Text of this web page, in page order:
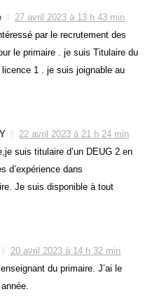
27 avril 2023 à 13 h 43 min
par le recrutement des
le primaire . je suis Titulaire du
1 . je suis joignable au
22 avril 2023 à 21 h 24 min
suis titulaire d’un DEUG 2 en
d’expérience dans
Je suis disponible à tout
20 avril 2023 à 14 h 32 min
du primaire. J’ai le